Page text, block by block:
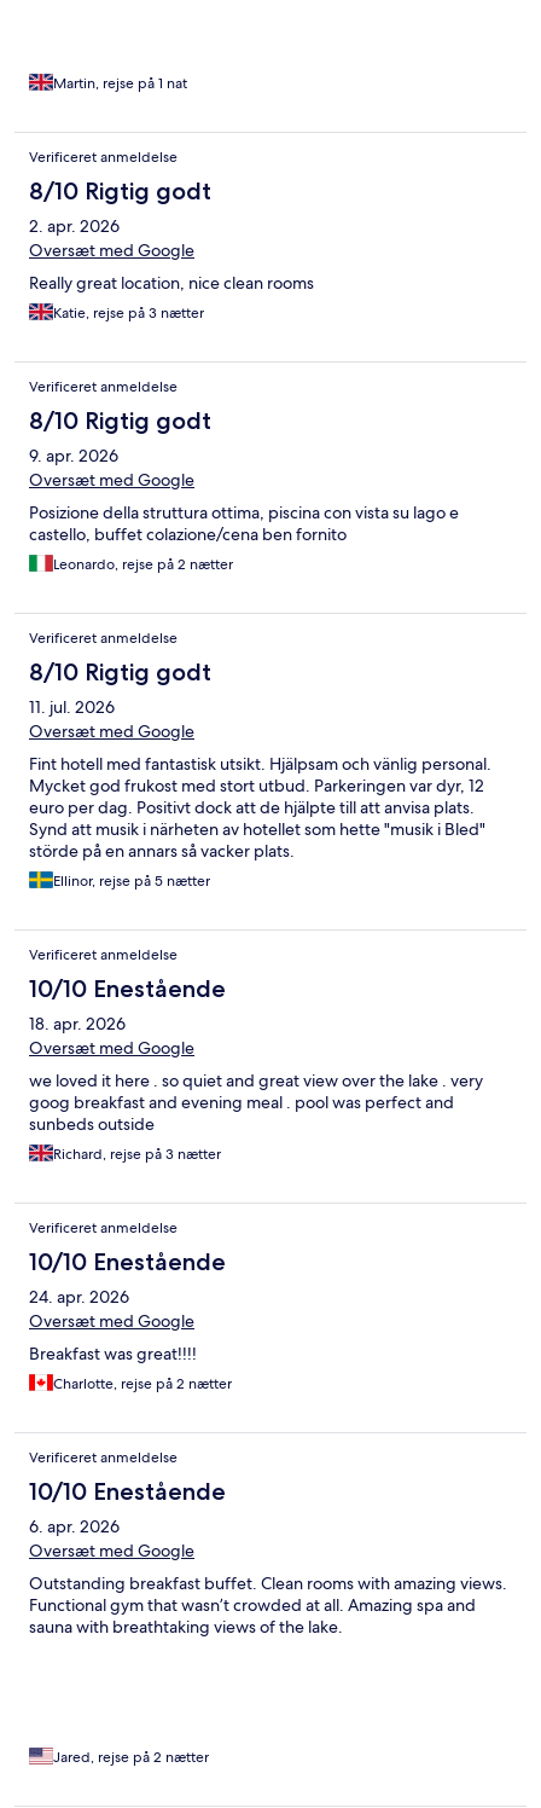
Martin, rejse på 1 nat
Verificeret anmeldelse
8/10 Rigtig godt
2. apr. 2026
Oversæt med Google
Really great location, nice clean rooms
Katie, rejse på 3 nætter
Verificeret anmeldelse
8/10 Rigtig godt
9. apr. 2026
Oversæt med Google
Posizione della struttura ottima, piscina con vista su lago e
castello, buffet colazione/cena ben fornito
Leonardo, rejse på 2 nætter
Verificeret anmeldelse
8/10 Rigtig godt
11. jul. 2026
Oversæt med Google
Fint hotell med fantastisk utsikt. Hjälpsam och vänlig personal.
Mycket god frukost med stort utbud. Parkeringen var dyr, 12
euro per dag. Positivt dock att de hjälpte till att anvisa plats.
Synd att musik i närheten av hotellet som hette "musik i Bled"
störde på en annars så vacker plats.
Ellinor, rejse på 5 nætter
Verificeret anmeldelse
10/10 Enestående
18. apr. 2026
Oversæt med Google
we loved it here . so quiet and great view over the lake . very
goog breakfast and evening meal . pool was perfect and
sunbeds outside
Richard, rejse på 3 nætter
Verificeret anmeldelse
10/10 Enestående
24. apr. 2026
Oversæt med Google
Breakfast was great!!!!
Charlotte, rejse på 2 nætter
Verificeret anmeldelse
10/10 Enestående
6. apr. 2026
Oversæt med Google
Outstanding breakfast buffet. Clean rooms with amazing views.
Functional gym that wasn’t crowded at all. Amazing spa and
sauna with breathtaking views of the lake.
Jared, rejse på 2 nætter